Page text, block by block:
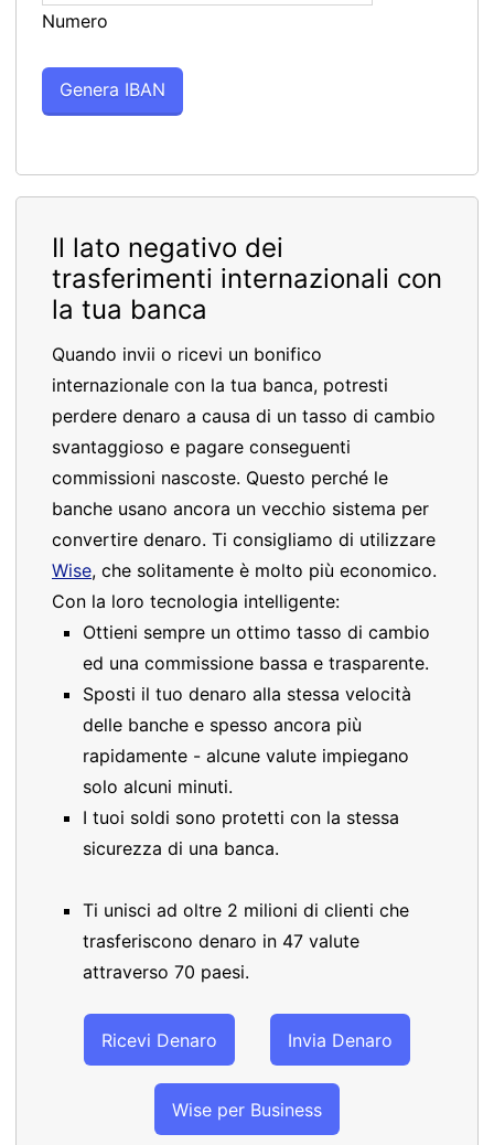
Numero
Il lato negativo dei
trasferimenti internazionali con
la tua banca
Quando invii o ricevi un bonifico
internazionale con la tua banca, potresti
perdere denaro a causa di un tasso di cambio
svantaggioso e pagare conseguenti
commissioni nascoste. Questo perché le
banche usano ancora un vecchio sistema per
convertire denaro. Ti consigliamo di utilizzare
Wise, che solitamente è molto più economico.
Con la loro tecnologia intelligente:
Ottieni sempre un ottimo tasso di cambio
ed una commissione bassa e trasparente.
Sposti il tuo denaro alla stessa velocità
delle banche e spesso ancora più
rapidamente - alcune valute impiegano
solo alcuni minuti.
I tuoi soldi sono protetti con la stessa
sicurezza di una banca.
Ti unisci ad oltre 2 milioni di clienti che
trasferiscono denaro in 47 valute
attraverso 70 paesi.
Ricevi Denaro Invia Denaro
Wise per Business